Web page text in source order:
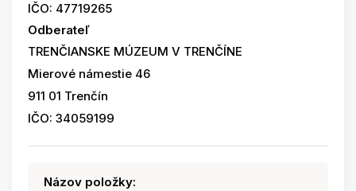
IČO: 47719265
Odberateľ
TRENČIANSKE MÚZEUM V TRENČÍNE
Mierové námestie 46
911 01 Trenčín
IČO: 34059199
Názov položky: